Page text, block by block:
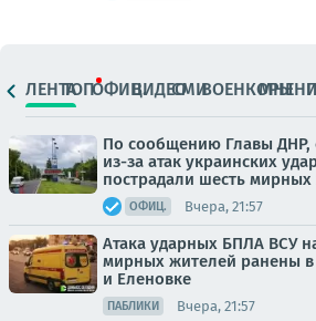
ЛЕНТАТОПОФИЦ.ВИДЕОСМИВОЕНКОРЫ
По сообщению Главы ДНР,
из-за атак украинских
пострадали шесть
ОФИЦ. Вчера, 21:57
Атака ударных БПЛА ВСУ
мирных жителей ранены в
и Еленовке
ПАБЛИКИ Вчера, 21:57